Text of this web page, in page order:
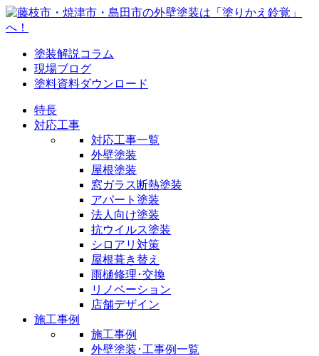
塗装解説コラム
現場ブログ
塗料資料ダウンロード
特長
対応工事
対応工事一覧
外壁塗装
屋根塗装
窓ガラス断熱塗装
アパート塗装
法人向け塗装
抗ウイルス塗装
シロアリ対策
屋根葺き替え
雨樋修理･交換
リノベーション
店舗デザイン
施工事例
施工事例
外壁塗装･工事例一覧